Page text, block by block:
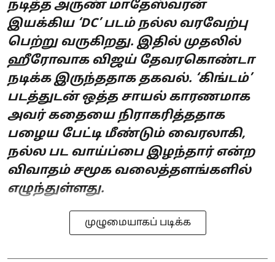
நடித்த அருண் மாதேஸ்வரன்
இயக்கிய ‘DC’ படம் நல்ல வரவேற்பு
பெற்று வருகிறது. இதில் முதலில்
ஹீரோவாக விஜய் தேவரகொண்டா
நடிக்க இருந்ததாக தகவல். ‘கிங்டம்’
படத்துடன் ஒத்த சாயல் காரணமாக
அவர் கதையை நிராகரித்ததாக
பழைய பேட்டி மீண்டும் வைரலாகி,
நல்ல பட வாய்ப்பை இழந்தார் என்ற
விவாதம் சமூக வலைத்தளங்களில்
எழுந்துள்ளது.
முழுமையாகப் படிக்க